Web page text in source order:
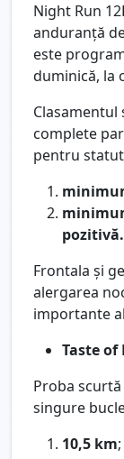
Night Run
anduranță
este
duminică, la
complete
pentru
pozitivă.
Frontala și
alergarea
importante
Taste of
Proba
singure
10,5 km;